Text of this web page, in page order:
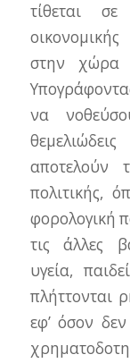
τίθεται
στην χώρα
να
αποτελούν
πολιτικής,
φορολογική
τις άλλες
υγεία,
πλήττονται
εφ’ όσον